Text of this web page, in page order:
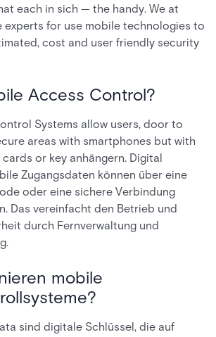
each in sich — the handy. We at
experts for use mobile technologies to
cost and user friendly security
Access Control?
Systems allow users, door to
areas with smartphones but with
or key anhängern. Digital
Zugangsdaten können über eine
oder eine sichere Verbindung
Das vereinfacht den Betrieb und
durch Fernverwaltung und
mobile
sind digitale Schlüssel, die auf